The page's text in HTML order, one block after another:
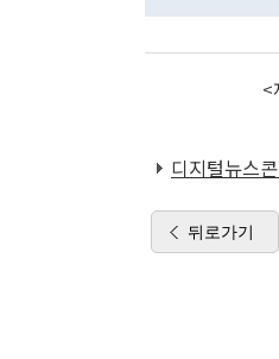
<
디지털뉴스
뒤로가기